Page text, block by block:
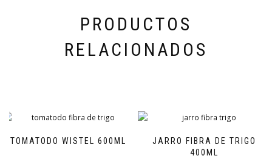
PRODUCTOS
RELACIONADOS
TOMATODO WISTEL 600ML
JARRO FIBRA DE TRIGO
400ML